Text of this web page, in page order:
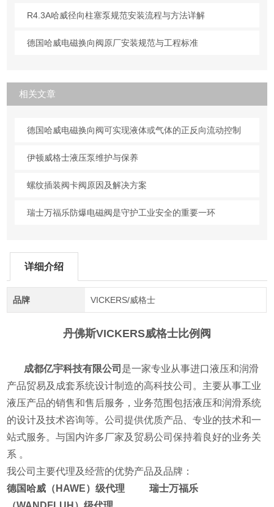
R4.3A哈威径向柱塞泵规范安装流程与方法详解
德国哈威电磁换向阀原厂安装规范与工程标准
相关文章
德国哈威电磁换向阀可实现液体或气体的正反向流动控制
伊顿威格士液压泵维护与保养
螺纹插装阀卡阀原因及解决方案
瑞士万福乐防爆电磁阀是守护工业安全的重要一环
详细介绍
品牌 VICKERS/威格士
丹佛斯VICKERS威格士比例阀
成都亿宇科技有限公司 是一家专业从事进口液压和润滑
产品贸易及成套系统设计制造的高科技公司。主要从事工业
液压产品的销售和售后服务，业务范围包括液压和润滑系统
的设计及技术咨询等。公司提供优质产品、专业的技术和一
站式服务。与国内许多厂家及贸易公司保持着良好的业务关
系 。
我公司主要代理及经营的优势产品及品牌：
德国哈威（HAWE）级代理 瑞士万福乐